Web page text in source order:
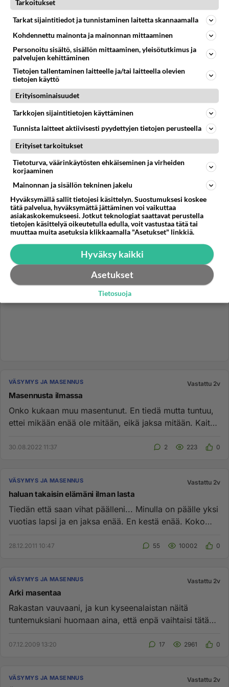
Vastattu 4v
Masennus ja kodinhoitaja
Maksaako sossu kodinhoitajan vaikeasti masentuneelle
jos on työkyvyttömyys?...
24.03.2022 09:55
KASVATTAJAT Vastattu 2v
Miksi lähes kaikki äidit valittavat kotitöistä ?
Minua on pitkään ärsyttänyt ne äidit, ketkä valittavat
kun on niin paljon pyykkiä ja tiskiä ja en ehdi
siivoamaan ja tek...
08.11.2012 13:23
VÄSYMYS JA MASENNUS Vastattu 2v
Masennusta ilmassa
Onko kukaan muu masentunut. En tiedä mutta tuntuu,
ettei mikään enää ole mitään, eikä jaksa mitään. Kait
30.08.2022 11:37 2 223 0
VÄSYMYS JA MASENNUS Vastattu 2v
haluan takaisin elämäni ilman lasta
Tiedän että saan vihat päälleni... Minulla on päälle yksi
vuotias lapsi ja en jaksa enää. En kestä enää. Koko
28.12.2011 10:47 55 10002 0
VÄSYMYS JA MASENNUS Vastattu 2v
Arki masentaa
Rakastan vauvaani, ja kun kyseenalaistan näitä
tuntemuksiani huomaan aina, että enpä vaihtaisi tätä
07.12.2009 13:20 17 2961 0
VÄSYMYS JA MASENNUS Vastattu 2v
Tarkoitukset
Tarkat sijaintitiedot ja tunnistaminen laitetta skannaamalla
Kohdennettu mainonta ja mainonnan mittaaminen
Personoitu sisältö, sisällön mittaaminen, yleisötutkimus ja
palvelujen kehittäminen
Tietojen tallentaminen laitteelle ja/tai laitteella olevien
tietojen käyttö
Erityisominaisuudet
Tarkkojen sijaintitietojen käyttäminen
Tunnista laitteet aktiivisesti pyydettyjen tietojen perusteella
Erityiset tarkoitukset
Tietoturva, väärinkäytösten ehkäiseminen ja virheiden
korjaaminen
Mainonnan ja sisällön tekninen jakelu
Hyväksymällä sallit tietojesi käsittelyn. Suostumuksesi koskee
tätä palvelua, hyväksymättä jättäminen voi vaikuttaa
asiakaskokemukseesi. Jotkut teknologiat saattavat perustella
tietojen käsittelyä oikeutetulla edulla, voit vastustaa tätä tai
muuttaa muita asetuksia klikkaamalla "Asetukset" linkkiä.
Hyväksy kaikki
Asetukset
Tietosuoja